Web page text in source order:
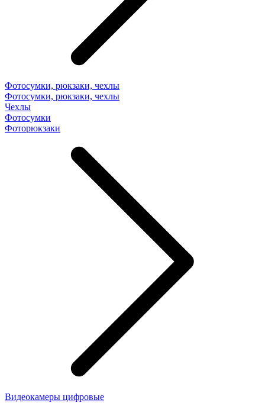
Фотосумки, рюкзаки, чехлы
Фотосумки, рюкзаки, чехлы
Чехлы
Фотосумки
Фоторюкзаки
Видеокамеры цифровые